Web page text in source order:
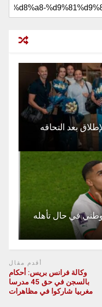
بعد التحاقه
في حال تأهله
أقدم مقال
وكالة فرانس بريس: أحكام
بالسجن في حق 45 مدرسا
مغربيا شاركوا في مظاهرات